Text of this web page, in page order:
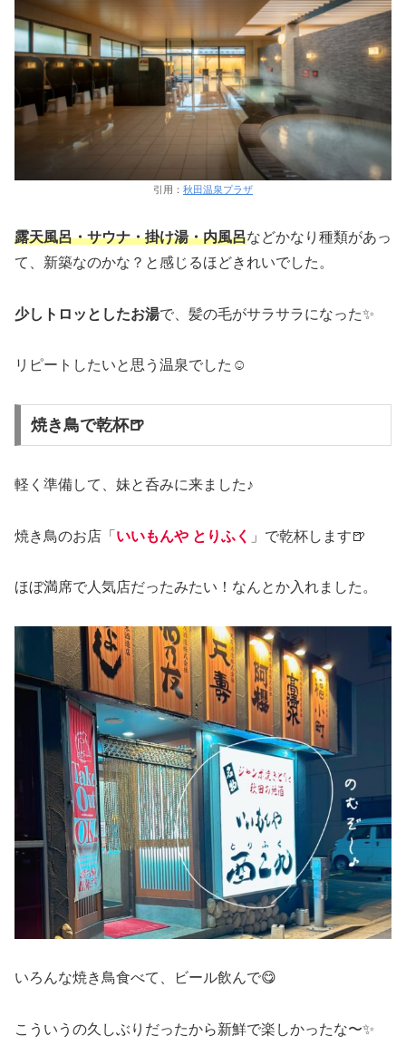
引用： 秋田温泉プラザ
露天風呂・サウナ・掛け湯・内風呂などかなり種類があっ
て、新築なのかな？と感じるほどきれいでした。
少しトロッとしたお湯で、髪の毛がサラサラになった✨
リピートしたいと思う温泉でした☺️
焼き鳥で乾杯🍺
軽く準備して、妹と呑みに来ました♪
焼き鳥のお店「 いいもんや とりふく 」で乾杯します🍺
ほぼ満席で人気店だったみたい！なんとか入れました。
いろんな焼き鳥食べて、ビール飲んで😋
こういうの久しぶりだったから新鮮で楽しかったな〜✨